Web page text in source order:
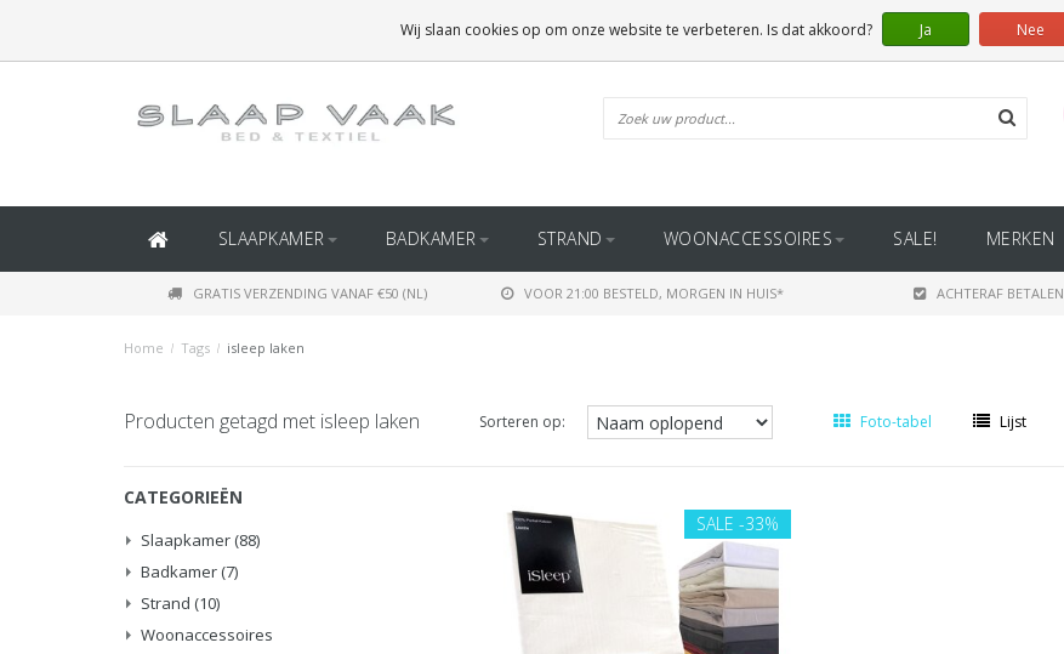
(BINNEN BELGIË)
SLAAPKAMER BADKAMER STRAND WOONACCESSOIRES SALE! MERKEN
GRATIS VERZENDING VANAF €50 (NL) VOOR 21:00 BESTELD, MORGEN IN HUIS* ACHTERAF BETALEN
Home / Tags / isleep laken
Producten getagd met isleep laken Sorteren op: Foto-tabel Lijst
CATEGORIEËN
Slaapkamer (88)
Badkamer (7)
Strand (10)
Woonaccessoires
SALE -33%
Wij slaan cookies op om onze website te verbeteren. Is dat akkoord? Ja Nee